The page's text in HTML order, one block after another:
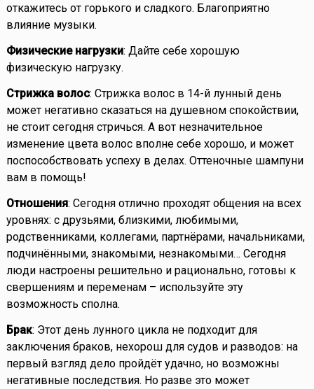
откажитесь от горького и сладкого. Благоприятно
влияние музыки.
Физические нагрузки: Дайте себе хорошую
физическую нагрузку.
Стрижка волос: Стрижка волос в 14-й лунный день
может негативно сказаться на душевном спокойствии,
не стоит сегодня стричься. А вот незначительное
изменение цвета волос вполне себе хорошо, и может
поспособствовать успеху в делах. Оттеночные шампуни
вам в помощь!
Отношения: Сегодня отлично проходят общения на всех
уровнях: с друзьями, близкими, любимыми,
родственниками, коллегами, партнёрами, начальниками,
подчинёнными, знакомыми, незнакомыми… Сегодня
люди настроены решительно и рационально, готовы к
свершениям и переменам – используйте эту
возможность сполна.
Брак: Этот день лунного цикла не подходит для
заключения браков, нехорош для судов и разводов: на
первый взгляд дело пройдёт удачно, но возможны
негативные последствия. Но разве это может